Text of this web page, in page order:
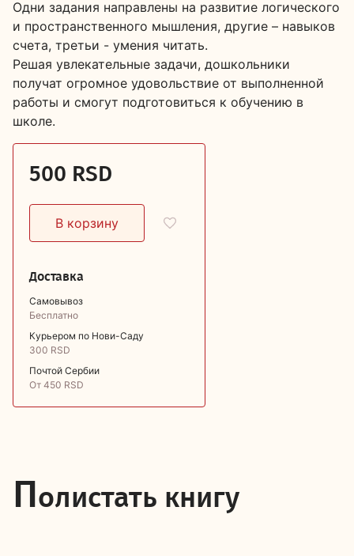
Одни задания направлены на развитие логического
и пространственного мышления, другие – навыков
счета, третьи - умения читать.
Решая увлекательные задачи, дошкольники
получат огромное удовольствие от выполненной
работы и смогут подготовиться к обучению в
школе.
500 RSD
Доставка
Самовывоз
Бесплатно
Курьером по Нови-Саду
300 RSD
Почтой Сербии
От 450 RSD
Полистать книгу